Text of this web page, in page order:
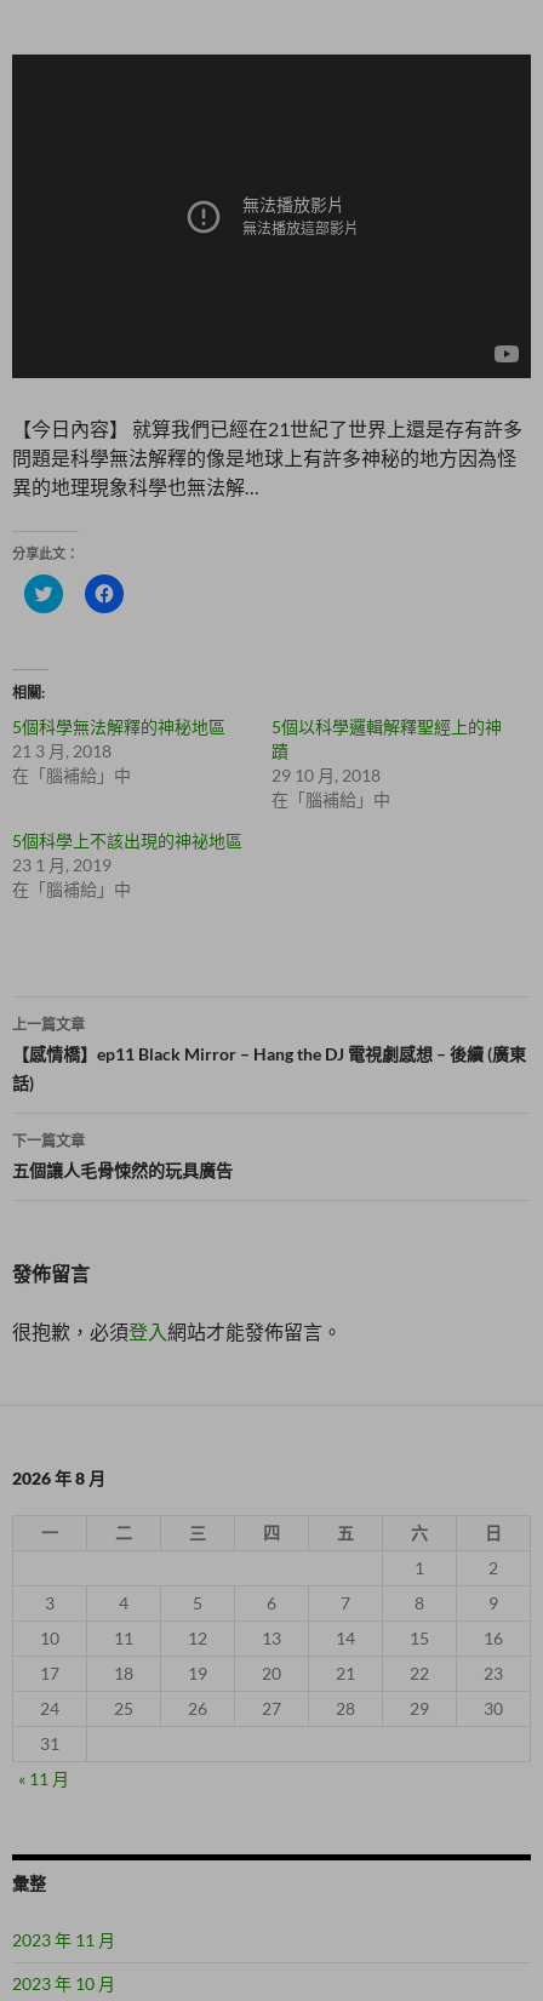
【今日內容】 就算我們已經在21世紀了世界上還是存有許多
問題是科學無法解釋的像是地球上有許多神秘的地方因為怪
異的地理現象科學也無法解…
分享此文：
分
享
e
r
(
在
新
開
啟
)
按
一
a
c
b
o
在
窗
中
相關
5個科學無法解釋的神秘地區
21 3 月, 2018
在「腦補給」中
5個以科學邏輯解釋聖經上的神
蹟
29 10 月, 2018
在「腦補給」中
5個科學上不該出現的神祕地區
23 1 月, 2019
在「腦補給」中
文
章
導
覽
上一篇文章
【感情橋】ep11 Black Mirror – Hang the DJ 電視劇感想 – 後續 (廣東
話)
下一篇文章
五個讓人毛骨悚然的玩具廣告
發佈留言
很抱歉，必須登入網站才能發佈留言。
2026 年 8 月
一 二 三 四 五 六
日
1
2
3
4 5 6 7 8
9
10
11 12 13 14 15
16
17
18 19 20 21 22
23
24
25 26 27 28 29
30
31
« 11 月
彙整
2023 年 11 月
2023 年 10 月